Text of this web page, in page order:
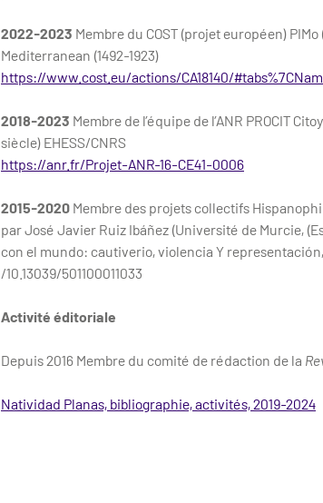
2022-2023 Membre du COST (projet européen)
Mediterranean (1492-1923)
https://www.cost.eu/actions/CA18140/
2018-2023 Membre de l’équipe de l’ANR PROCIT
siècle) EHESS/CNRS
https://anr.fr/Projet-ANR-16-CE41-0006
2015-2020Membre des projets collectifs
par José Javier Ruiz Ibáñez (Université de Murcie,
con el mundo: cautiverio, violencia Y
/10.13039/501100011033
Activité éditoriale
Depuis 2016 Membre du comité de rédaction de la
Natividad Planas, bibliographie, activités, 2019-2024